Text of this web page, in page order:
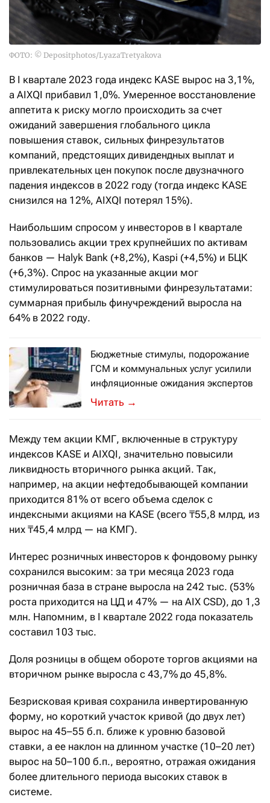
ФОТО: © Depositphotos/LyazaTretyakova
В I квартале 2023 года индекс KASE вырос на 3,1%,
а AIXQI прибавил 1,0%. Умеренное восстановление
аппетита к риску могло происходить за счет
ожиданий завершения глобального цикла
повышения ставок, сильных финрезультатов
компаний, предстоящих дивидендных выплат и
привлекательных цен покупок после двузначного
падения индексов в 2022 году (тогда индекс KASE
снизился на 12%, AIXQI потерял 15%).
Наибольшим спросом у инвесторов в I квартале
пользовались акции трех крупнейших по активам
банков — Halyk Bank (+8,2%), Kaspi (+4,5%) и БЦК
(+6,3%). Спрос на указанные акции мог
стимулироваться позитивными финрезультатами:
суммарная прибыль финучреждений выросла на
64% в 2022 году.
Бюджетные стимулы, подорожание
ГСМ и коммунальных услуг усилили
инфляционные ожидания экспертов
Аналитический центр АФК
→
Между тем акции КМГ, включенные в структуру
индексов KASE и AIXQI, значительно повысили
ликвидность вторичного рынка акций. Так,
например, на акции нефтедобывающей компании
приходится 81% от всего объема сделок с
индексными акциями на KASE (всего ₸55,8 млрд, из
них ₸45,4 млрд — на КМГ).
Интерес розничных инвесторов к фондовому рынку
сохранился высоким: за три месяца 2023 года
розничная база в стране выросла на 242 тыс. (53%
роста приходится на ЦД и 47% — на AIX CSD), до 1,3
млн. Напомним, в I квартале 2022 года показатель
составил 103 тыс.
Доля розницы в общем обороте торгов акциями на
вторичном рынке выросла с 43,7% до 45,8%.
Безрисковая кривая сохранила инвертированную
форму, но короткий участок кривой (до двух лет)
вырос на 45–55 б.п. ближе к уровню базовой
ставки, а ее наклон на длинном участке (10–20 лет)
вырос на 50–100 б.п., вероятно, отражая ожидания
более длительного периода высоких ставок в
системе.